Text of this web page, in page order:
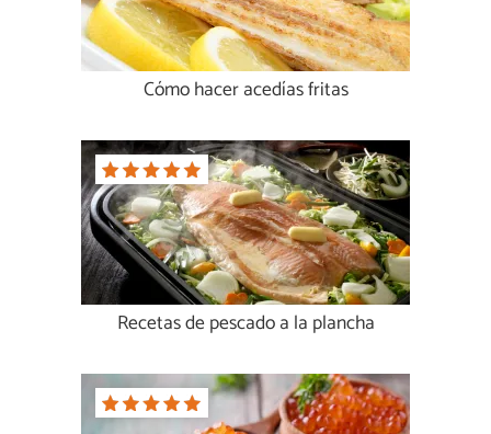
Cómo hacer acedías fritas
Recetas de pescado a la plancha